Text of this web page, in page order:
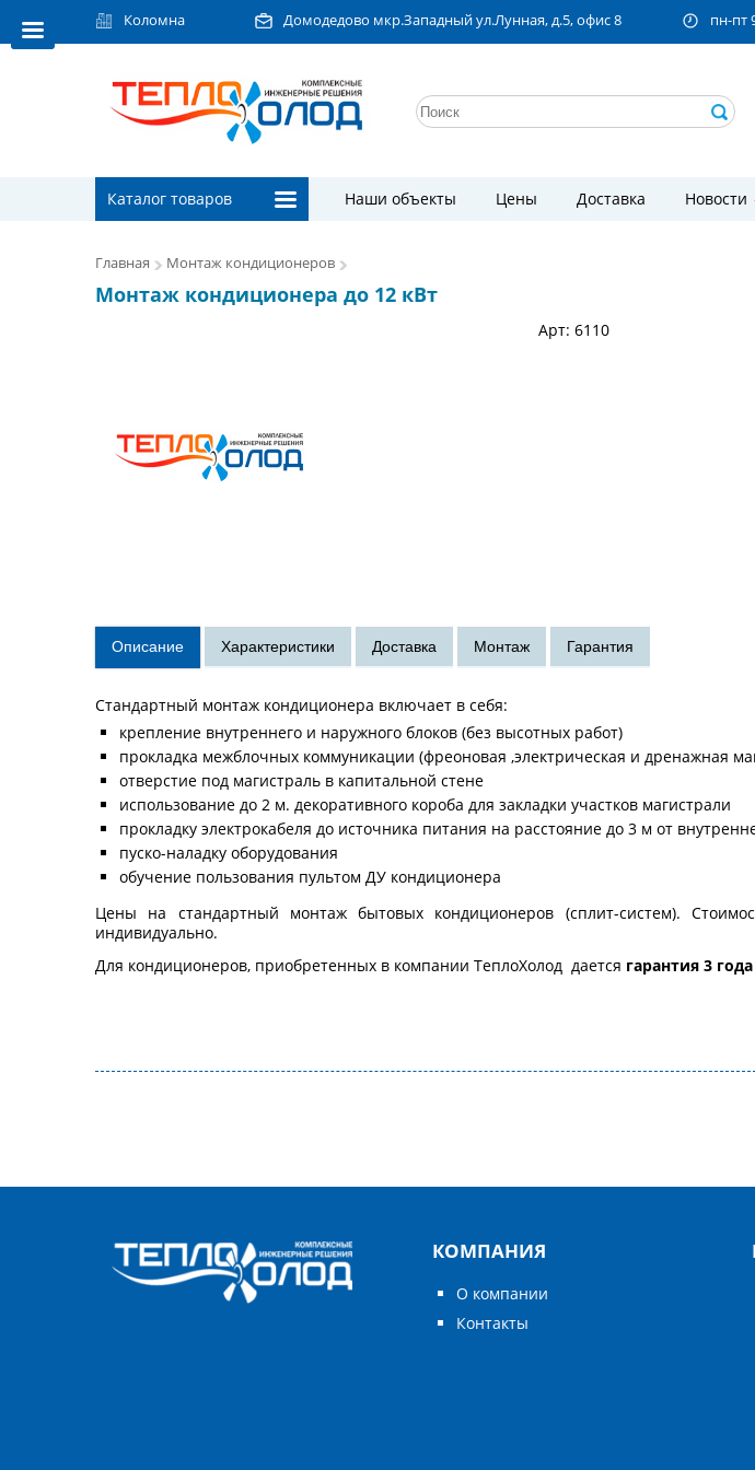
Коломна Домодедово мкр.Западный ул.Лунная, д.5, офис 8 пн-пт
Каталог товаров Наши объекты Цены Доставка Новости
Главная Монтаж кондиционеров
Монтаж кондиционера до 12 кВт
Арт: 6110
Стандартный монтаж кондиционера включает в себя:
крепление внутреннего и наружного блоков (без высотных работ)
прокладка межблочных коммуникации (фреоновая ,электрическая и дренажная
отверстие под магистраль в капитальной стене
использование до 2 м. декоративного короба для закладки участков магистрали
прокладку электрокабеля до источника питания на расстояние до 3 м от
пуско-наладку оборудования
обучение пользования пультом ДУ кондиционера
Цены на стандартный монтаж бытовых кондиционеров (сплит-систем).
индивидуально.
Для кондиционеров, приобретенных в компании ТеплоХолод дается гарантия 3 года
КОМПАНИЯ
О компании
Контакты